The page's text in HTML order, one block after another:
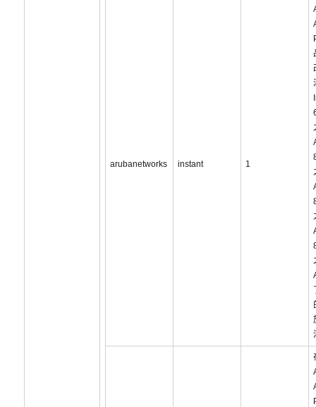
arubanetworks instant 1